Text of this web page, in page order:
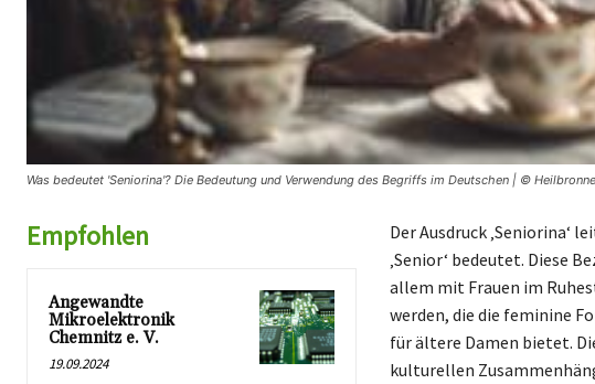
Was bedeutet 'Seniorina'? Die Bedeutung und Verwendung des Begriffs im Deutschen | ©
Empfohlen
Angewandte
Mikroelektronik
Chemnitz e. V.
19.09.2024
Der Ausdruck ‚Seniorina‘
‚Senior‘ bedeutet. Diese
allem mit Frauen im
werden, die die feminine
für ältere Damen bietet.
kulturellen